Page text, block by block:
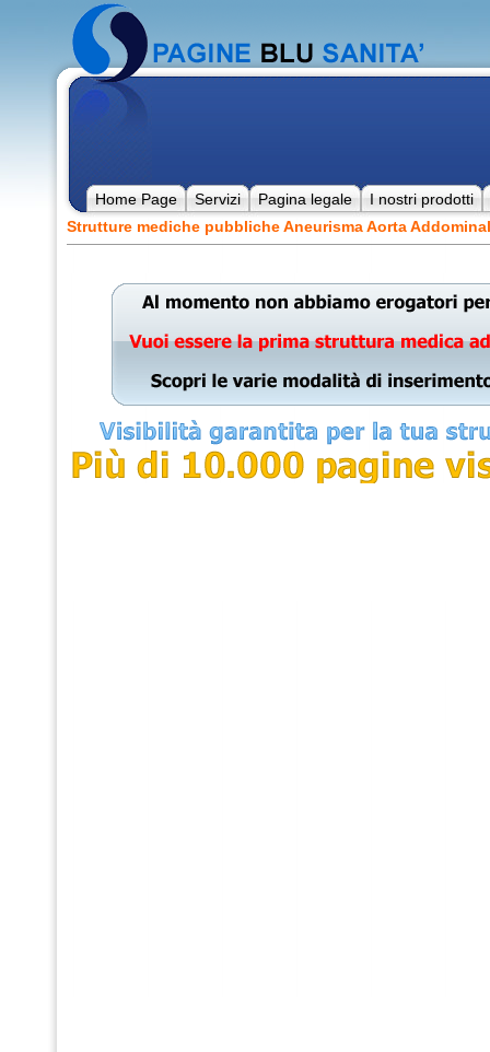
Home Page Servizi Pagina legale
I nostri prodotti
Strutture mediche pubbliche Aneurisma Aorta